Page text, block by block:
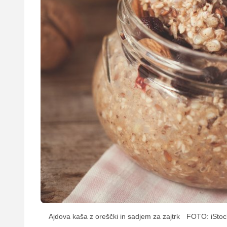
Ajdova kaša z oreščki in sadjem za zajtrk FOTO: